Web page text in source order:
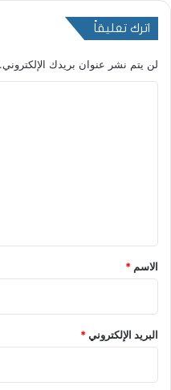
اترك تعليقاً
لن يتم نشر عنوان بريدك الإلكتروني.
*
الاسم *
البريد الإلكتروني*